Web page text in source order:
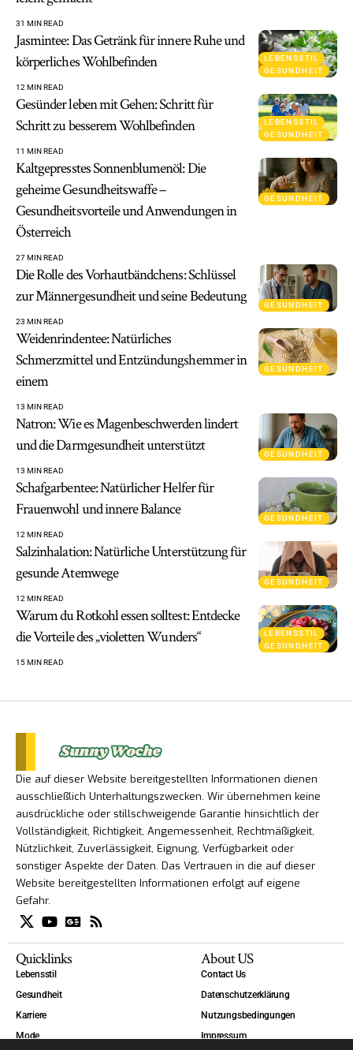
31 MIN READ
LEBENSSTIL
GESUNDHEIT
Jasmintee: Das Getränk für innere Ruhe und
körperliches Wohlbefinden
12 MIN READ
LEBENSSTIL
GESUNDHEIT
Gesünder leben mit Gehen: Schritt für
Schritt zu besserem Wohlbefinden
11 MIN READ
GESUNDHEIT
Kaltgepresstes Sonnenblumenöl: Die
geheime Gesundheitswaffe –
Gesundheitsvorteile und Anwendungen in
Österreich
27 MIN READ
GESUNDHEIT
Die Rolle des Vorhautbändchens: Schlüssel
zur Männergesundheit und seine Bedeutung
23 MIN READ
GESUNDHEIT
Weidenrindentee: Natürliches
Schmerzmittel und Entzündungshemmer in
einem
13 MIN READ
GESUNDHEIT
Natron: Wie es Magenbeschwerden lindert
und die Darmgesundheit unterstützt
13 MIN READ
GESUNDHEIT
Schafgarbentee: Natürlicher Helfer für
Frauenwohl und innere Balance
12 MIN READ
GESUNDHEIT
Salzinhalation: Natürliche Unterstützung für
gesunde Atemwege
12 MIN READ
LEBENSSTIL
GESUNDHEIT
Warum du Rotkohl essen solltest: Entdecke
die Vorteile des „violetten Wunders“
15 MIN READ
Die auf dieser Website bereitgestellten Informationen dienen
ausschließlich Unterhaltungszwecken. Wir übernehmen keine
ausdrückliche oder stillschweigende Garantie hinsichtlich der
Vollständigkeit, Richtigkeit, Angemessenheit, Rechtmäßigkeit,
Nützlichkeit, Zuverlässigkeit, Eignung, Verfügbarkeit oder
sonstiger Aspekte der Daten. Das Vertrauen in die auf dieser
Website bereitgestellten Informationen erfolgt auf eigene
Gefahr.
Quicklinks
Lebensstil
Gesundheit
Karriere
Mode
About US
Contact Us
Datenschutzerklärung
Nutzungsbedingungen
Impressum